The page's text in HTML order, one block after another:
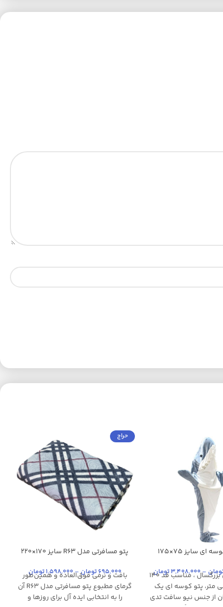
آسمانی
ذغالیسرخابی
+9
پتو مدل کوسه ای سایز 75×175
–
3,408,000تومان
پتو کوسه ای بزرگسال ، مناسب قد 140
سانتی متر، پتو کوسه ای یک
از جنس نیو سافت تدی
حراج
آبی متالیک بنفش روشن
+4
پتو مسافرتی مدل R63 سایز 170×220
695,000 تومان–
1,598,000تومان
بافت و نرمی فوق‌العاده و همین‌طور
گرمای مطبوع پتو مسافرتی مدل R63 آن
را به انتخابی ایده آل برای روزها و